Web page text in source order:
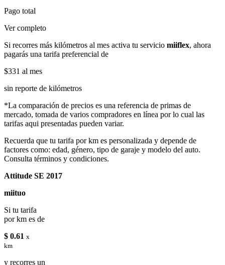
Pago total
Ver completo
Si recorres más kilómetros al mes activa tu servicio miiflex, ahora
pagarás una tarifa preferencial de
$331 al mes
sin reporte de kilómetros
*La comparación de precios es una referencia de primas de
mercado, tomada de varios compradores en línea por lo cual las
tarifas aqui presentadas pueden variar.
Recuerda que tu tarifa por km es personalizada y depende de
factores como: edad, género, tipo de garaje y modelo del auto.
Consulta términos y condiciones.
Attitude SE 2017
miituo
Si tu tarifa
por km es de
$ 0.61 x
km
y recorres un